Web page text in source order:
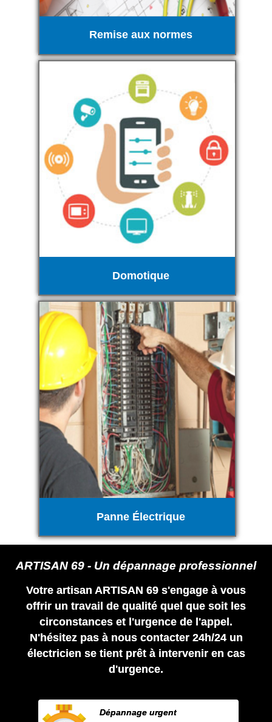
Remise aux normes
Domotique
Panne Électrique
ARTISAN 69 - Un dépannage professionnel
Votre artisan ARTISAN 69 s'engage à vous
offrir un travail de qualité quel que soit les
circonstances et l'urgence de l'appel.
N'hésitez pas à nous contacter 24h/24 un
électricien se tient prêt à intervenir en cas
d'urgence.
Dépannage urgent